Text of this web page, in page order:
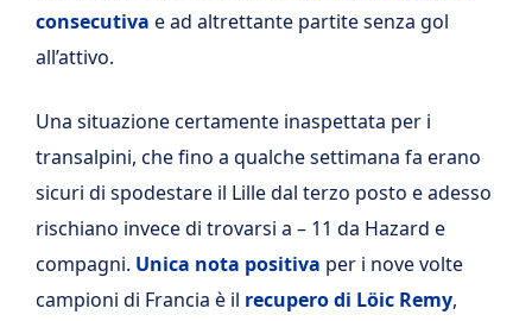
consecutiva e ad altrettante partite senza gol
all’attivo.
Una situazione certamente inaspettata per i
transalpini, che fino a qualche settimana fa erano
sicuri di spodestare il Lille dal terzo posto e adesso
rischiano invece di trovarsi a – 11 da Hazard e
compagni. Unica nota positiva per i nove volte
campioni di Francia è il recupero di Löic Remy,